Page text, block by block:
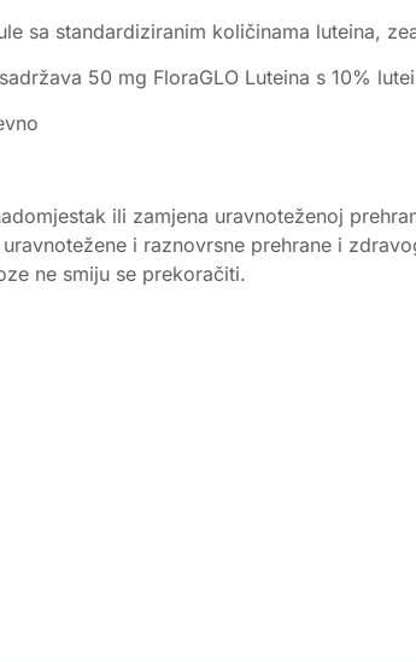
sa standardiziranim količinama luteina,
50 mg FloraGLO Luteina s 10%
ili zamjena uravnoteženoj
i raznovrsne prehrane i
ne smiju se prekoračiti.